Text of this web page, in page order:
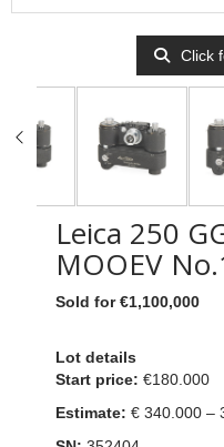
Click
Leica 250
MOOEV
Sold for €1,100,000
Lot details
Start price: €180.000
Estimate: € 340.000 –